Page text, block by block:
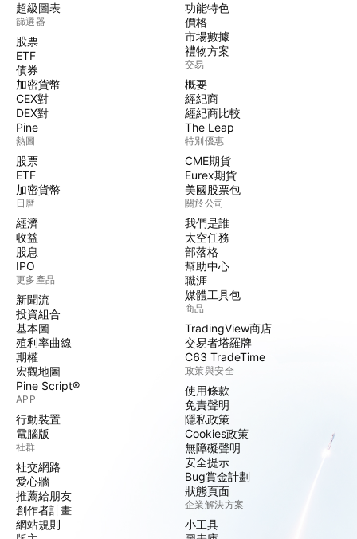
超級圖表
篩選器
股票
ETF
債券
加密貨幣
CEX對
DEX對
Pine
熱圖
股票
ETF
加密貨幣
日曆
經濟
收益
股息
IPO
更多產品
新聞流
投資組合
基本圖
殖利率曲線
期權
宏觀地圖
Pine Script®
APP
行動裝置
電腦版
社群
社交網路
愛心牆
推薦給朋友
創作者計畫
網站規則
功能特色
價格
市場數據
禮物方案
交易
概要
經紀商
經紀商比較
The Leap
特別優惠
CME期貨
Eurex期貨
美國股票包
關於公司
我們是誰
太空任務
部落格
幫助中心
職涯
媒體工具包
商品
TradingView商店
交易者塔羅牌
C63 TradeTime
政策與安全
使用條款
免責聲明
隱私政策
Cookies政策
無障礙聲明
安全提示
Bug賞金計劃
狀態頁面
企業解決方案
小工具